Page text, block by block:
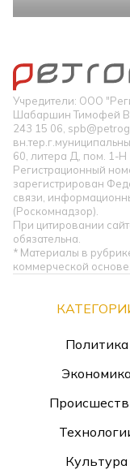
Учредители: ООО
Шабаршин Тимофей
243 15 06,
60, литера Д, пом. 1-Н
Регистрационный
зарегистрирован
связи,
(Роскомнадзор).
При цитировании
обязательна.
* Материалы в
коммерческой основе.
Политика
Культура